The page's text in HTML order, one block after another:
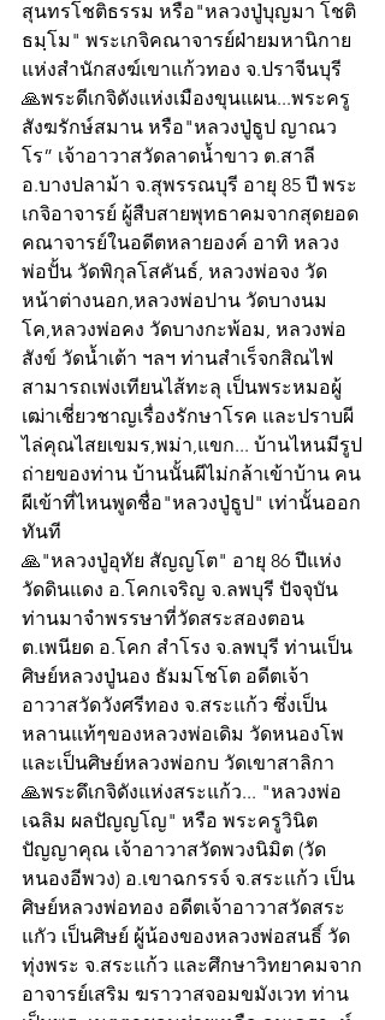
สุนทรโชติธรรม หรือ"หลวงปู่บุญมา โชติ
ธมฺโม" พระเกจิคณาจารย์ฝ่ายมหานิกาย
แห่งสำนักสงฆ์เขาแก้วทอง จ.ปราจีนบุรี
🙏พระดีเกจิดังแห่งเมืองขุนแผน...พระครู
สังฆรักษ์สมาน หรือ"หลวงปู่ธูป ญาณว
โร” เจ้าอาวาสวัดลาดน้ำขาว ต.สาลี
อ.บางปลาม้า จ.สุพรรณบุรี อายุ 85 ปี พระ
เกจิอาจารย์ ผู้สืบสายพุทธาคมจากสุดยอด
คณาจารย์ในอดีตหลายองค์ อาทิ หลวง
พ่อปั้น วัดพิกุลโสคันธ์, หลวงพ่อจง วัด
หน้าต่างนอก,หลวงพ่อปาน วัดบางนม
โค,หลวงพ่อคง วัดบางกะพ้อม, หลวงพ่อ
สังข์ วัดน้ำเต้า ฯลฯ ท่านสำเร็จกสิณไฟ
สามารถเพ่งเทียนไส้ทะลุ เป็นพระหมอผู้
เฒ่าเชี่ยวชาญเรื่องรักษาโรค และปราบผี
ไล่คุณไสยเขมร,พม่า,แขก... บ้านไหนมีรูป
ถ่ายของท่าน บ้านนั้นผีไม่กล้าเข้าบ้าน คน
ผีเข้าที่ไหนพูดชื่อ"หลวงปู่ธูป" เท่านั้นออก
ทันที
🙏"หลวงปู่อุทัย สัญญโต" อายุ 86 ปีแห่ง
วัดดินแดง อ.โคกเจริญ จ.ลพบุรี ปัจจุบัน
ท่านมาจำพรรษาที่วัดสระสองตอน
ต.เพนียด อ.โคก สำโรง จ.ลพบุรี ท่านเป็น
ศิษย์หลวงปู่นอง ธัมมโชโต อดีตเจ้า
อาวาสวัดวังศรีทอง จ.สระแก้ว ซึ่งเป็น
หลานแท้ๆของหลวงพ่อเดิม วัดหนองโพ
และเป็นศิษย์หลวงพ่อกบ วัดเขาสาลิกา
🙏พระดึเกจิดังแห่งสระแก้ว... "หลวงพ่อ
เฉลิม ผลปัญญโญ" หรือ พระครูวินิต
ปัญญาคุณ เจ้าอาวาสวัดพวงนิมิต (วัด
หนองอีพวง) อ.เขาฉกรรจ์ จ.สระแก้ว เป็น
ศิษย์หลวงพ่อทอง อดีตเจ้าอาวาสวัดสระ
แกัว เป็นศิษย์ ผู้น้องของหลวงพ่อสนธิ์ วัด
ทุ่งพระ จ.สระแก้ว และศึกษาวิทยาคมจาก
อาจารย์เสริม ฆราวาสจอมขมังเวท ท่าน